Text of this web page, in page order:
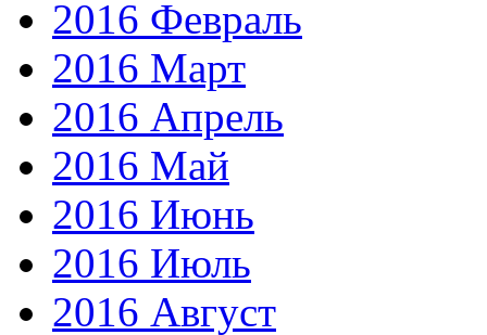
2016 Февраль
2016 Март
2016 Апрель
2016 Май
2016 Июнь
2016 Июль
2016 Август